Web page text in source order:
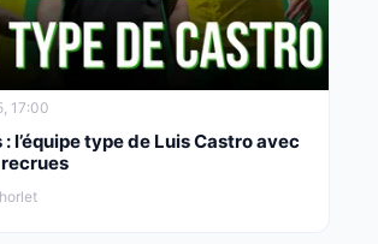
17:00
: l’équipe type de Luis Castro avec